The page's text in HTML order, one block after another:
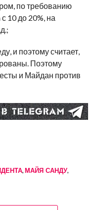
по требованию
10 до 20%, на
и поэтому считает,
Поэтому
и Майдан против
, МАЙЯ САНДУ,